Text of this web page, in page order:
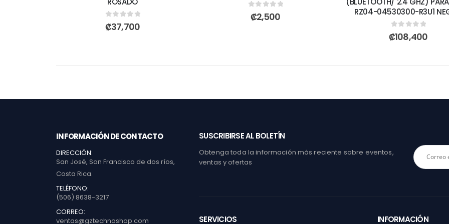
0out of 5
₡37,700
0out of 5
₡2,500
RZ04-04530300-R3U1
0out of 5
₡108,400
INFORMACIÓN DE CONTACTO
DIRECCIÓN:
San José, San Francisco de dos ríos,
Costa Rica.
TELÉFONO:
(506) 8638-3217
CORREO:
ventas@gztechnoshop.com
SUSCRIBIRSE AL BOLETÍN
Obtenga toda la información más reciente sobre eventos,
ventas y ofertas
SERVICIOS INFORMACIÓN